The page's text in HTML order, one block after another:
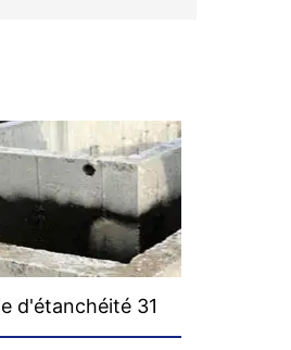
d'étanchéité 31